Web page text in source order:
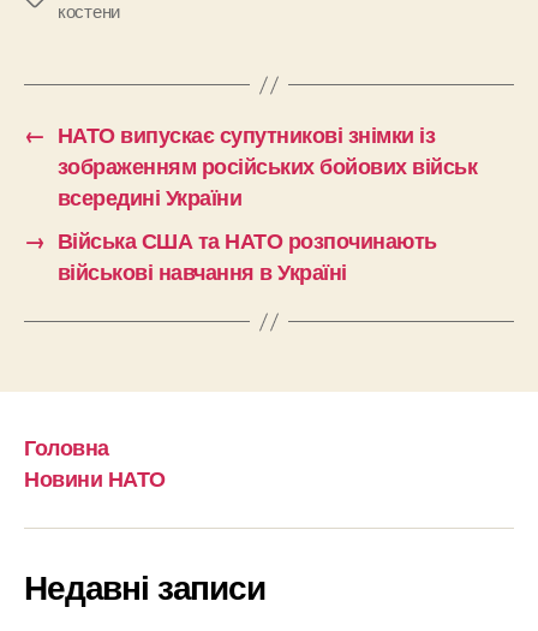
костени
← НАТО випускає супутникові знімки із
зображенням російських бойових військ
всередині України
→ Війська США та НАТО розпочинають
військові навчання в Україні
Головна
Новини НАТО
Недавні записи